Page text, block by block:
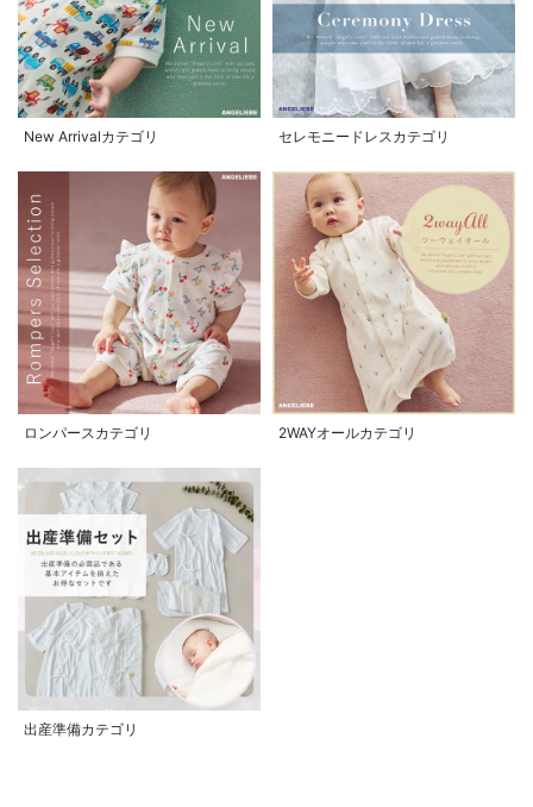
New Arrivalカテゴリ セレモニードレスカテゴリ
ロンパースカテゴリ 2WAYオールカテゴリ
出産準備カテゴリ